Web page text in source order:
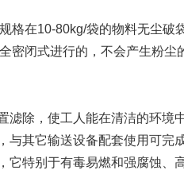
格在10-80kg/袋的物料无尘破
密闭式进行的，不会产生粉
除，使工人能在清洁的环境中
与其它输送设备配套使用可完
特别于有毒易燃和强腐蚀、